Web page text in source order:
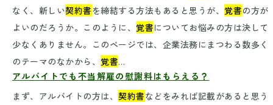
なく、新しい契約書を締結する方法もあると思うが、 覚書の方が
よいのだろうか。このように、 覚書についてお悩みの方は決して
少なくありません。このページでは、企業法務にまつわる数多く
のテーマのなかから、 覚書…
アルバイトでも不当解雇の慰謝料はもらえる？
まず、アルバイトの方は、契約書などをみれば記載があると思う